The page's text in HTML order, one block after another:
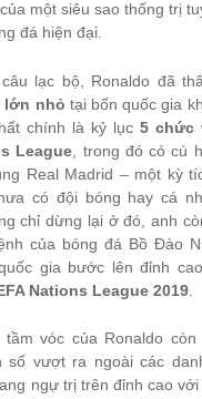
một siêu sao thống trị
đá hiện đại.
lạc bộ, Ronaldo đã
lớn nhỏ tại bốn quốc gia
chính là kỷ lục 5 chức
League , trong đó có cú
Real Madrid – một kỳ
có đội bóng hay cá
chỉ dừng lại ở đó, anh
của bóng đá Bồ Đào
gia bước lên đỉnh
Nations League 2019
tầm vóc của Ronaldo
số vượt ra ngoài các
ngự trị trên đỉnh cao